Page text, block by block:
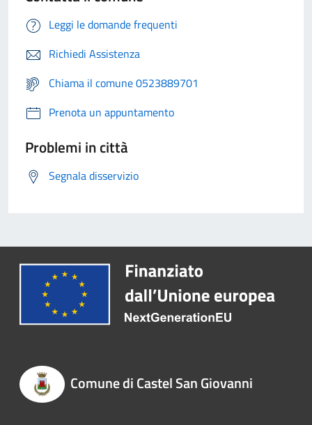
Leggi le domande frequenti
Richiedi Assistenza
Chiama il comune 0523889701
Prenota un appuntamento
Problemi in città
Segnala disservizio
Comune di Castel San Giovanni